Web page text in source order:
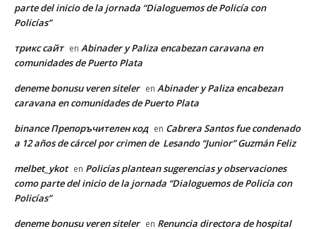
parte del inicio de la jornada “Dialoguemos de Policía con
Policías”
трикс сайт en Abinader y Paliza encabezan caravana en
comunidades de Puerto Plata
deneme bonusu veren siteler en Abinader y Paliza encabezan
caravana en comunidades de Puerto Plata
binance Препоръчителен код en Cabrera Santos fue condenado
a 12 años de cárcel por crimen de Lesando “Junior” Guzmán Feliz
melbet_ykot en Policías plantean sugerencias y observaciones
como parte del inicio de la jornada “Dialoguemos de Policía con
Policías”
deneme bonusu veren siteler en Renuncia directora de hospital